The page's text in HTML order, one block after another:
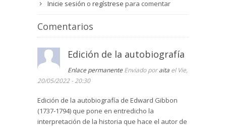
Inicie sesión o regístrese para comentar
Comentarios
Edición de la autobiografía
Enlace permanente Enviado poraita el Vie,
20/05/2022 - 20:30
Edición de la autobiografía de Edward Gibbon
(1737-1794) que pone en entredicho la
interpretación de la historia que hace el autor de